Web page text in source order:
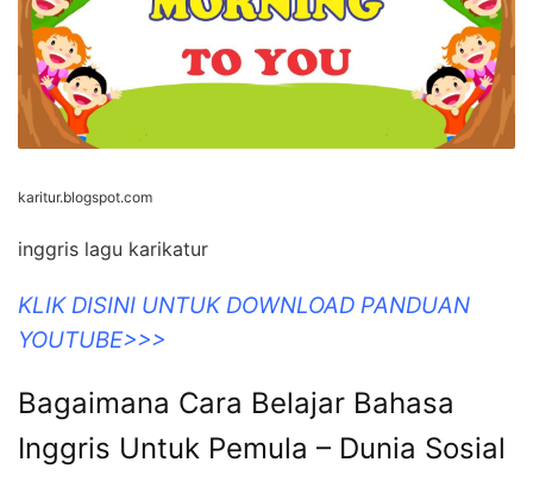
karitur.blogspot.com
inggris lagu karikatur
KLIK DISINI UNTUK DOWNLOAD PANDUAN
YOUTUBE>>>
Bagaimana Cara Belajar Bahasa
Inggris Untuk Pemula – Dunia Sosial